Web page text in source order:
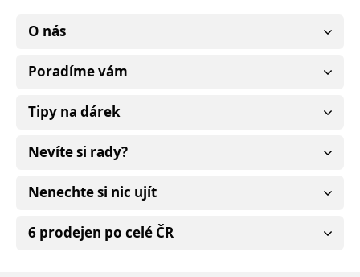
O nás
Poradíme vám
Tipy na dárek
Nevíte si rady?
Nenechte si nic ujít
6 prodejen po celé ČR